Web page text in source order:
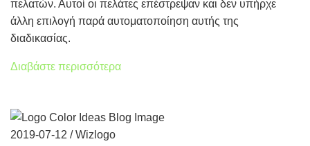
πελατών. Αυτοί οι πελάτες επέστρεψαν και δεν υπήρχε
άλλη επιλογή παρά αυτοματοποίηση αυτής της
διαδικασίας.
Διαβάστε περισσότερα
2019-07-12 / Wizlogo